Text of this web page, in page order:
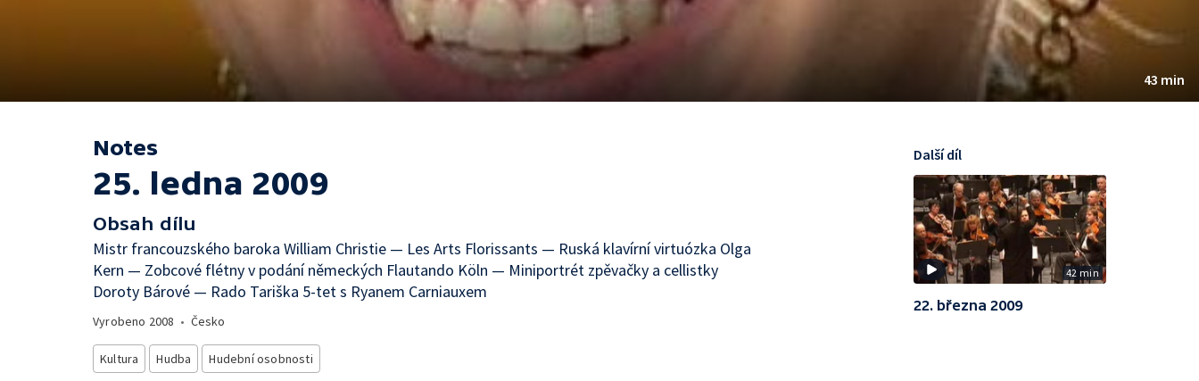
43 min
Notes
25. ledna 2009
Obsah dílu
Mistr francouzského baroka William Christie — Les Arts Florissants — Ruská klavírní virtuózka Olga
Kern — Zobcové flétny v podání německých Flautando Köln — Miniportrét zpěvačky a cellistky
Doroty Bárové — Rado Tariška 5-tet s Ryanem Carniauxem
Vyrobeno 2008 • Česko
Kultura Hudba Hudební osobnosti
42 min
Další díl
22. března 2009